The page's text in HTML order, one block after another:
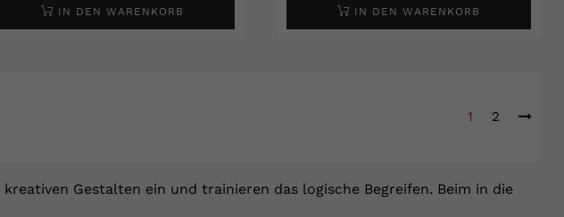
IN DEN WARENKORB IN DEN WARENKORB
1 2
Gestalten ein und trainieren das logische Begreifen. Beim in die